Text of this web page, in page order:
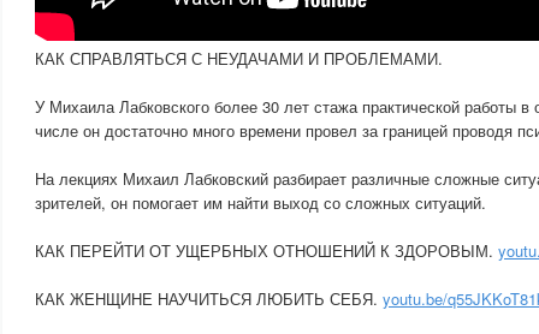
КАК СПРАВЛЯТЬСЯ С НЕУДАЧАМИ И ПРОБЛЕМАМИ.
У Михаила Лабковского более 30 лет стажа практической работы в
числе он достаточно много времени провел за границей проводя
На лекциях Михаил Лабковский разбирает различные сложные
зрителей, он помогает им найти выход со сложных ситуаций.
КАК ПЕРЕЙТИ ОТ УЩЕРБНЫХ ОТНОШЕНИЙ К ЗДОРОВЫМ.
КАК ЖЕНЩИНЕ НАУЧИТЬСЯ ЛЮБИТЬ СЕБЯ. youtu.be/